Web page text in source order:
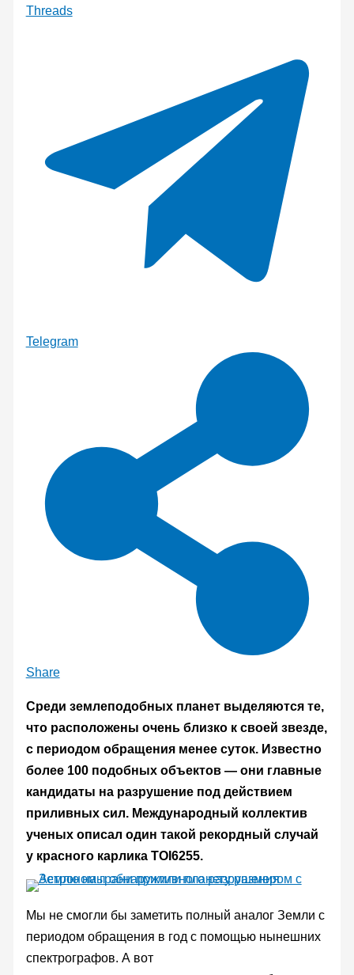
Threads
Telegram
Share
Среди землеподобных планет выделяются те,
что расположены очень близко к своей звезде,
с периодом обращения менее суток. Известно
более 100 подобных объектов — они главные
кандидаты на разрушение под действием
приливных сил. Международный коллектив
ученых описал один такой рекордный случай
у красного карлика TOI6255.
Мы не смогли бы заметить полный аналог Земли с
периодом обращения в год с помощью нынешних
спектрографов. А вот